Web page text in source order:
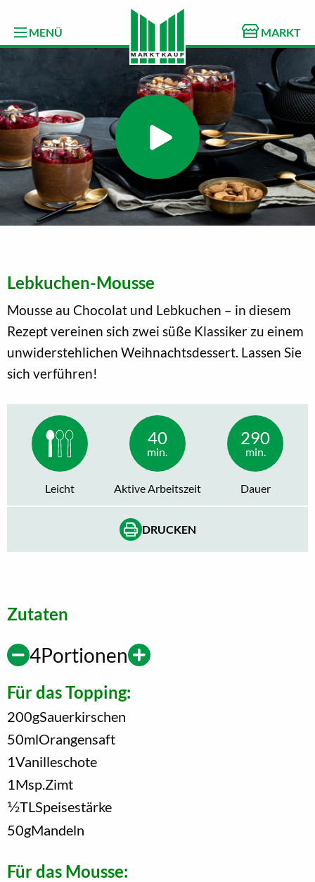
MENÜ MARKT
Lebkuchen-Mousse
Mousse au Chocolat und Lebkuchen – in diesem
Rezept vereinen sich zwei süße Klassiker zu einem
unwiderstehlichen Weihnachtsdessert. Lassen Sie
sich verführen!
Leicht
40
min.
Aktive Arbeitszeit
290
min.
Dauer
DRUCKEN
Zutaten
4Portionen
Für das Topping:
200gSauerkirschen
50mlOrangensaft
1Vanilleschote
1 Msp. Zimt
1/2TL Speisestärke
50gMandeln
Für das Mousse: